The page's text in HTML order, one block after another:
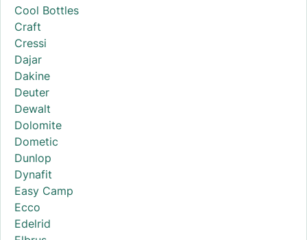
Cool Bottles
Craft
Cressi
Dajar
Dakine
Deuter
Dewalt
Dolomite
Dometic
Dunlop
Dynafit
Easy Camp
Ecco
Edelrid